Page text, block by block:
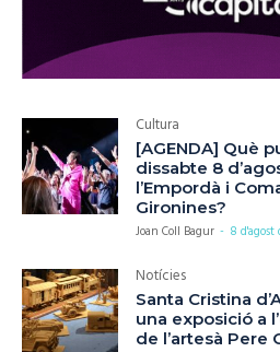
Cultura
[AGENDA] Què
dissabte 8
l’Empordà i
Gironines?
Joan Coll Bagur - 8 d'agost
Notícies
Santa Cristina
una exposició a
de l’artesà Pere